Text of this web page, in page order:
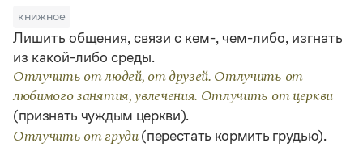
Монологи
Интервью
Лекции и подкасты
Рекомендуем
Учебник Грамоты
книжное
Лишить общения, связи с кем-, чем-либо, изгнать
из какой-либо среды.
Отлучить от людей, от друзей. Отлучить от
любимого занятия, увлечения. Отлучить от церкви
(признать чуждым церкви).
Отлучить от груди (перестать кормить грудью).